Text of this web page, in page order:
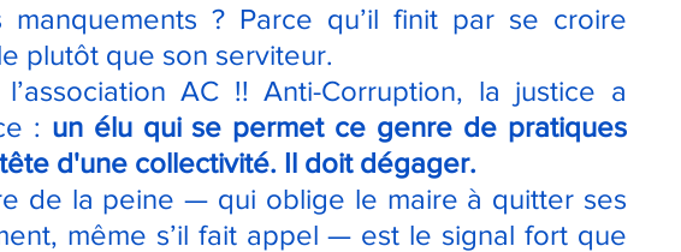
? Parce qu’il finit par se croire
plutôt que son serviteur.
AC !! Anti-Corruption, la justice a
: un élu qui se permet ce genre de pratiques
d'une collectivité. Il doit dégager.
de la peine — qui oblige le maire à quitter ses
même s’il fait appel — est le signal fort que